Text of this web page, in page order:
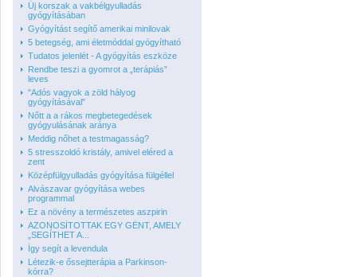
Új korszak a vakbélgyulladás
gyógyításában
Gyógyítást segítő amerikai minilovak
5 betegség, ami életmóddal gyógyítható
Tudatos jelenlét - A gyógyítás eszköze
Rendbe teszi a gyomrot a „terápiás”
leves
"Adós vagyok a zöld hályog
gyógyításával"
Nőtt a a rákos megbetegedések
gyógyulásának aránya
Meddig nőhet a testmagasság?
5 stresszoldó kristály, amivel eléred a
zent
Középfülgyulladás gyógyítása fülgéllel
Alvászavar gyógyítása webes
programmal
Ez a növény a természetes aszpirin
AZONOSÍTOTTAK EGY GÉNT, AMELY
„SEGÍTHET A...
Így segít a levendula
Létezik-e őssejtterápia a Parkinson-
kórra?